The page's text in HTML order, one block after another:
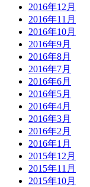
2016年12月
2016年11月
2016年10月
2016年9月
2016年8月
2016年7月
2016年6月
2016年5月
2016年4月
2016年3月
2016年2月
2016年1月
2015年12月
2015年11月
2015年10月